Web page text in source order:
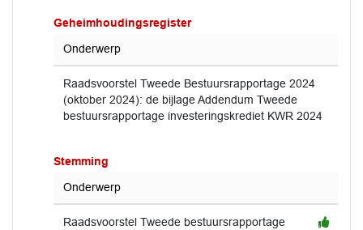
Geheimhoudingsregister
Onderwerp
Raadsvoorstel Tweede Bestuursrapportage 2024
(oktober 2024): de bijlage Addendum Tweede
bestuursrapportage investeringskrediet KWR 2024
Stemming
Onderwerp
Raadsvoorstel Tweede bestuursrapportage